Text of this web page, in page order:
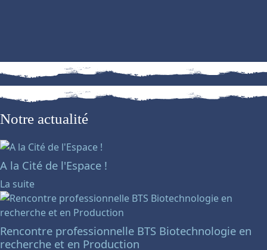
Notre actualité
A la Cité de l'Espace !
La suite
Rencontre professionnelle BTS Biotechnologie en
recherche et en Production